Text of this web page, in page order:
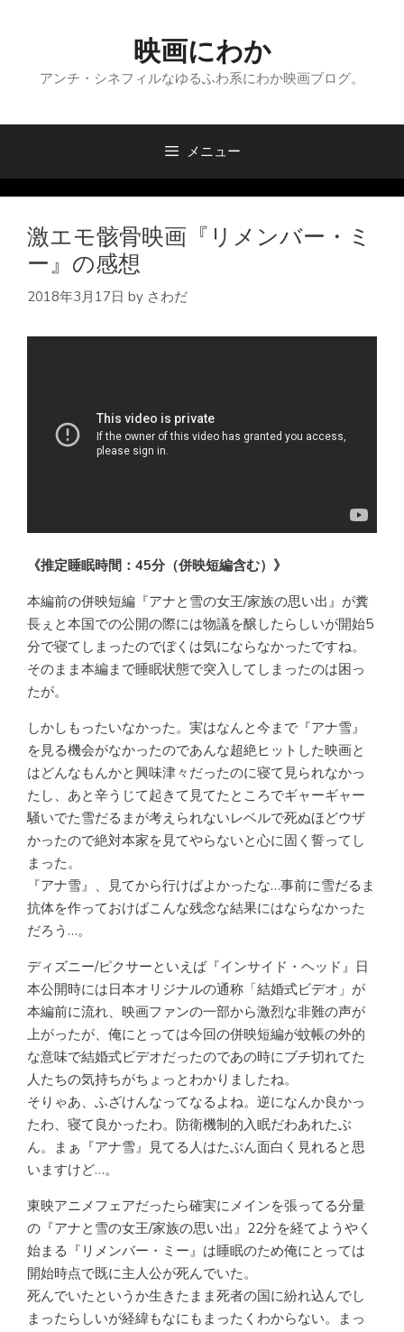
へ
映画にわか
アンチ・シネフィルなゆるふわ系にわか映画ブログ。
メニュー
激エモ骸骨映画『リメンバー・ミ
ー』の感想
2018年3月17日 by さわだ
《推定睡眠時間：45分（併映短編含む）》
本編前の併映短編『アナと雪の女王/家族の思い出』が糞
長ぇと本国での公開の際には物議を醸したらしいが開始5
分で寝てしまったのでぼくは気にならなかったですね。
そのまま本編まで睡眠状態で突入してしまったのは困っ
たが。
しかしもったいなかった。実はなんと今まで『アナ雪』
を見る機会がなかったのであんな超絶ヒットした映画と
はどんなもんかと興味津々だったのに寝て見られなかっ
たし、あと辛うじて起きて見てたところでギャーギャー
騒いでた雪だるまが考えられないレベルで死ぬほどウザ
かったので絶対本家を見てやらないと心に固く誓ってし
まった。
『アナ雪』、見てから行けばよかったな…事前に雪だるま
抗体を作っておけばこんな残念な結果にはならなかった
だろう…。
ディズニー/ピクサーといえば『インサイド・ヘッド』日
本公開時には日本オリジナルの通称「結婚式ビデオ」が
本編前に流れ、映画ファンの一部から激烈な非難の声が
上がったが、俺にとっては今回の併映短編が蚊帳の外的
な意味で結婚式ビデオだったのであの時にブチ切れてた
人たちの気持ちがちょっとわかりましたね。
そりゃあ、ふざけんなってなるよね。逆になんか良かっ
たわ、寝て良かったわ。防衛機制的入眠だわあれたぶ
ん。まぁ『アナ雪』見てる人はたぶん面白く見れると思
いますけど…。
東映アニメフェアだったら確実にメインを張ってる分量
の『アナと雪の女王/家族の思い出』22分を経てようやく
始まる『リメンバー・ミー』は睡眠のため俺にとっては
開始時点で既に主人公が死んでいた。
死んでいたというか生きたまま死者の国に紛れ込んでし
まったらしいが経緯もなにもまったくわからない。まっ